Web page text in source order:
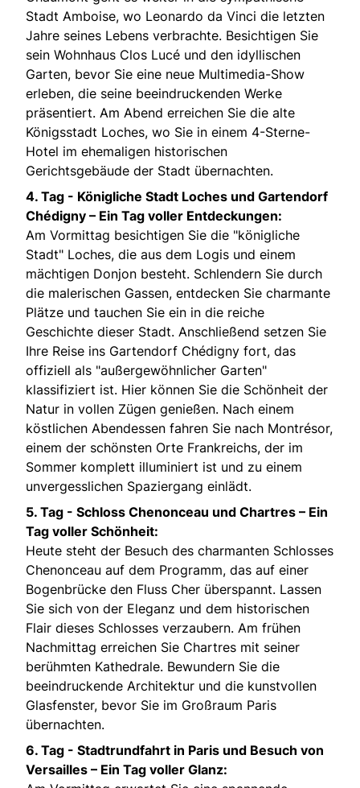
Stadt Amboise, wo Leonardo da Vinci die letzten
Jahre seines Lebens verbrachte. Besichtigen Sie
sein Wohnhaus Clos Lucé und den idyllischen
Garten, bevor Sie eine neue Multimedia-Show
erleben, die seine beeindruckenden Werke
präsentiert. Am Abend erreichen Sie die alte
Königsstadt Loches, wo Sie in einem 4-Sterne-
Hotel im ehemaligen historischen
Gerichtsgebäude der Stadt übernachten.
4. Tag - Königliche Stadt Loches und Gartendorf
Chédigny – Ein Tag voller Entdeckungen:
Am Vormittag besichtigen Sie die "königliche
Stadt" Loches, die aus dem Logis und einem
mächtigen Donjon besteht. Schlendern Sie durch
die malerischen Gassen, entdecken Sie charmante
Plätze und tauchen Sie ein in die reiche
Geschichte dieser Stadt. Anschließend setzen Sie
Ihre Reise ins Gartendorf Chédigny fort, das
offiziell als "außergewöhnlicher Garten"
klassifiziert ist. Hier können Sie die Schönheit der
Natur in vollen Zügen genießen. Nach einem
köstlichen Abendessen fahren Sie nach Montrésor,
einem der schönsten Orte Frankreichs, der im
Sommer komplett illuminiert ist und zu einem
unvergesslichen Spaziergang einlädt.
5. Tag - Schloss Chenonceau und Chartres – Ein
Tag voller Schönheit:
Heute steht der Besuch des charmanten Schlosses
Chenonceau auf dem Programm, das auf einer
Bogenbrücke den Fluss Cher überspannt. Lassen
Sie sich von der Eleganz und dem historischen
Flair dieses Schlosses verzaubern. Am frühen
Nachmittag erreichen Sie Chartres mit seiner
berühmten Kathedrale. Bewundern Sie die
beeindruckende Architektur und die kunstvollen
Glasfenster, bevor Sie im Großraum Paris
übernachten.
6. Tag - Stadtrundfahrt in Paris und Besuch von
Versailles – Ein Tag voller Glanz: